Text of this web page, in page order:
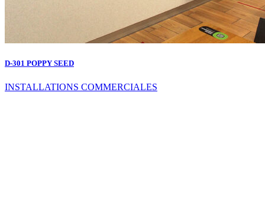
D-301 POPPY SEED
INSTALLATIONS COMMERCIALES